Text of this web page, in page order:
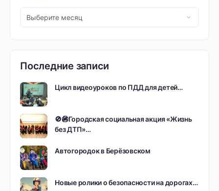
Последние записи
Цикл видеоуроков по ПДД для детей…
🚫🚳Городская социальная акция «Жизнь
без ДТП»…
Автогородок в Берёзовском
Новые ролики о безопасности на дорогах…